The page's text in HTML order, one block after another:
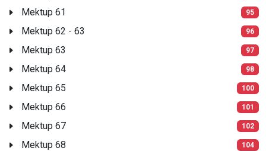
Mektup 61 95
Mektup 62 - 63 96
Mektup 63 97
Mektup 64 98
Mektup 65 100
Mektup 66 101
Mektup 67 102
Mektup 68 104